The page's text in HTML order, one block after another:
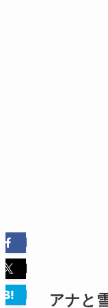
アナと